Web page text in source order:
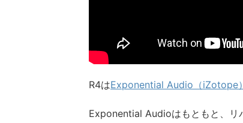
R4はExponential Audio（iZotope）
Exponential Audioはもともと、リ